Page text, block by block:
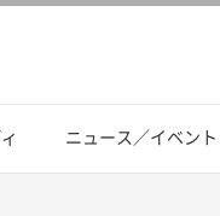
ニュース／イベント